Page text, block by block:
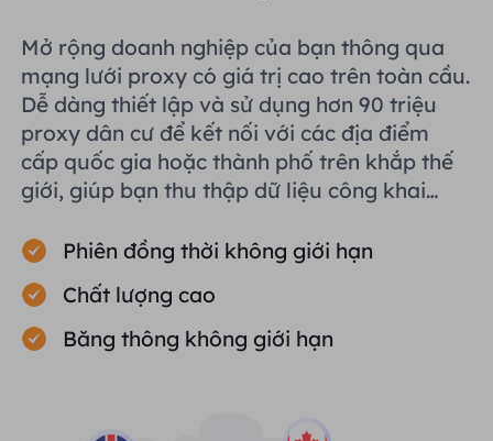
Mở rộng doanh nghiệp của bạn thông qua
mạng lưới proxy có giá trị cao trên toàn cầu.
Dễ dàng thiết lập và sử dụng hơn 90 triệu
proxy dân cư để kết nối với các địa điểm
cấp quốc gia hoặc thành phố trên khắp thế
giới, giúp bạn thu thập dữ liệu công khai
Phiên đồng thời không giới hạn
Chất lượng cao
Băng thông không giới hạn